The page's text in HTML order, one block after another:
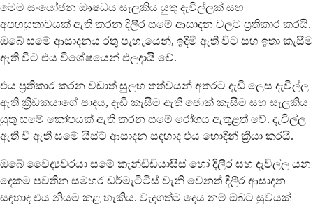
මෙම සංයෝජන ඖෂධය සැලකිය යුතු දැවිල්ලක් සහ
අපහසුතාවයක් ඇති කරන දිලීර සමේ ආසාදන වලට ප්‍රතිකාර කරයි.
ඔබේ සමේ ආසාදනය රතු පැහැයෙන්, ඉදිමී ඇති විට සහ ඉතා කැසීම
ඇති විට එය විශේෂයෙන් ඵලදායී වේ.
එය ප්‍රතිකාර කරන වඩාත් සුලභ තත්වයන් අතරට දැඩි ලෙස දැවිල්ල
ඇති ක්‍රීඩකයාගේ පාදය, දැඩි කැසීම ඇති ජොක් කැසීම සහ සැලකිය
යුතු සමේ කෝපයක් ඇති කරන සමේ රෝගය ඇතුළත් වේ. දැවිල්ල
ඇති වී ඇති සමේ යීස්ට් ආසාදන සඳහාද එය හොඳින් ක්‍රියා කරයි.
ඔබේ වෛද්‍යවරයා සමේ කැන්ඩිඩියාසිස් හෝ දිලීර සහ දැවිල්ල යන
දෙකම පවතින සමහර ඩර්මැටිටිස් වැනි වෙනත් දිලීර ආසාදන
සඳහාද එය නියම කළ හැකිය. වැදගත්ම දෙය නම් ඔබට සුවයක්